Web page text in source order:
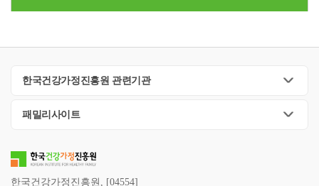
한국건강가정진흥원 관련기관
패밀리사이트
한국건강가정진흥원, [04554]